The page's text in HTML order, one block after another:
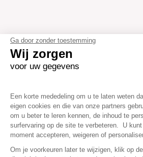
Ga door zonder toestemming
Wij zorgen
voor uw gegevens
Een korte mededeling om u te laten weten
eigen cookies en die van onze partners
om u beter te leren kennen, de inhoud te
surfervaring op de site te verbeteren. U
moment accepteren, weigeren of
Om je voorkeuren later te wijzigen, klik op